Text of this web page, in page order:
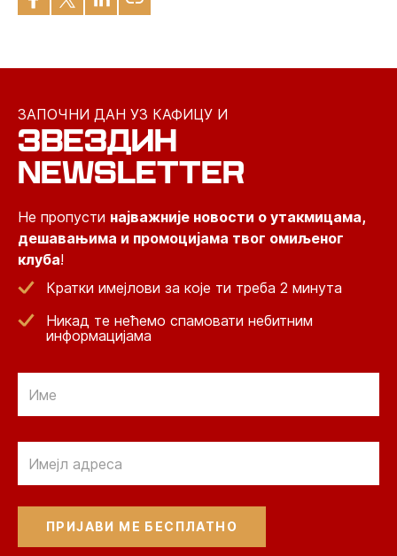
ЗАПОЧНИ ДАН УЗ КАФИЦУ И
ЗВЕЗДИН
NEWSLETTER
Не пропусти најважније новости о утакмицама,
дешавањима и промоцијама твог омиљеног
клуба!
Кратки имејлови за које ти треба 2 минута
Никад те нећемо спамовати небитним
информацијама